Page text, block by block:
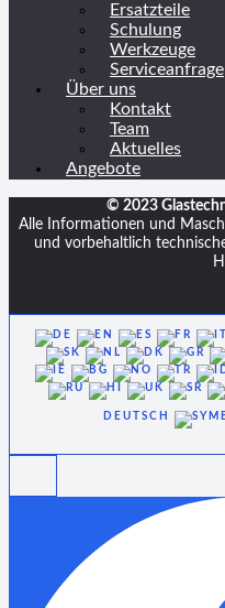
Ersatzteile
Schulung
Werkzeuge
Serviceanfrage
Über uns
Kontakt
Team
Aktuelles
Angebote
© 2023
Alle Informationen und
und vorbehaltlich
DEUTSCH